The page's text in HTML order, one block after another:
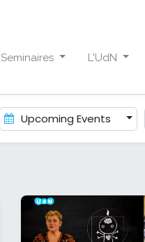
Seminaires L'UdN
Upcoming Events